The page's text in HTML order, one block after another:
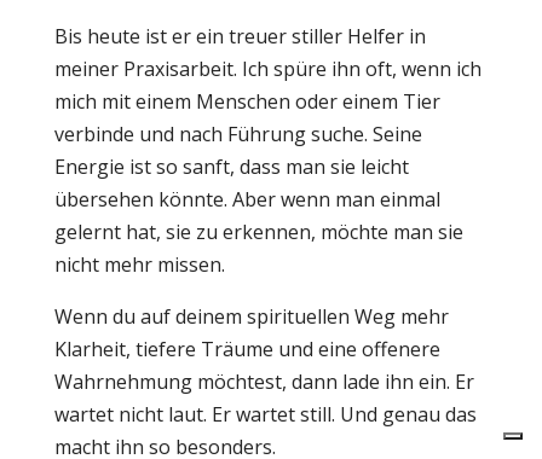
Bis heute ist er ein treuer stiller Helfer in
meiner Praxisarbeit. Ich spüre ihn oft, wenn ich
mich mit einem Menschen oder einem Tier
verbinde und nach Führung suche. Seine
Energie ist so sanft, dass man sie leicht
übersehen könnte. Aber wenn man einmal
gelernt hat, sie zu erkennen, möchte man sie
nicht mehr missen.
Wenn du auf deinem spirituellen Weg mehr
Klarheit, tiefere Träume und eine offenere
Wahrnehmung möchtest, dann lade ihn ein. Er
wartet nicht laut. Er wartet still. Und genau das
macht ihn so besonders.